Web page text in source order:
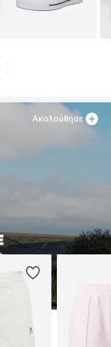
Ακολούθησε